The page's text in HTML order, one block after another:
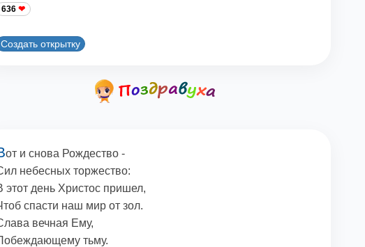
636
Создать открытку
от и снова Рождество -
небесных торжество:
этот день Христос пришел,
спасти наш мир от зол.
вечная Ему,
тьму.